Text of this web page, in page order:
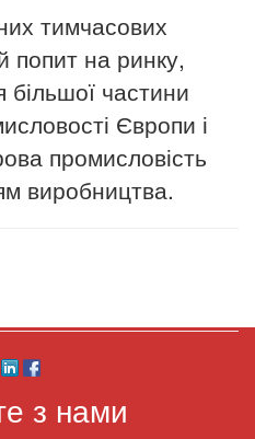
тимчасових
попит на ринку,
більшої частини
Європи і
промисловість
виробництва.
з нами